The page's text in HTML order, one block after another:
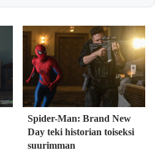
Spider-Man: Brand New
Day teki historian toiseksi
suurimman